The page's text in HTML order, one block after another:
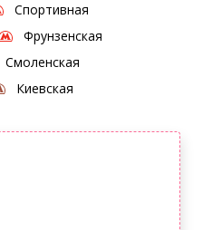
Спортивная
Фрунзенская
Смоленская
Киевская